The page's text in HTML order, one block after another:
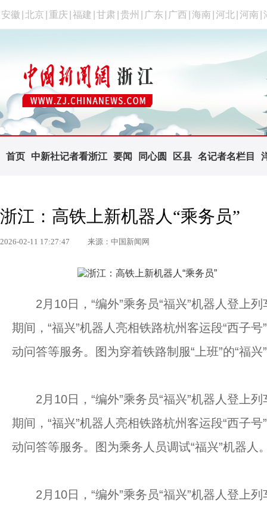
安徽 北京 重庆 福建 甘肃 贵州 广东 广西 海南 河北 河南
首页 中新社记者看浙江 要闻 同心圆 区县 名记者名栏目
浙江：高铁上新机器人“乘务员”
2026-02-11 17:27:47 来源：中国新闻网
2月10日，“编外”乘务员“福兴”机器人登上列
期间，“福兴”机器人亮相铁路杭州客运段“西子
动问答等服务。图为穿着铁路制服“上班”的“福
2月10日，“编外”乘务员“福兴”机器人登上列
期间，“福兴”机器人亮相铁路杭州客运段“西子
动问答等服务。图为乘务人员调试“福兴”机器
2月10日，“编外”乘务员“福兴”机器人登上列